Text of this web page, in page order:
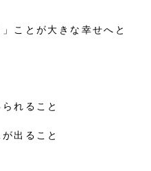
ことが大きな幸せへと
れること
出ること